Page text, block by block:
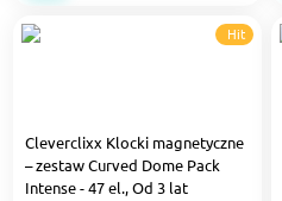
Hit
Cleverclixx Klocki magnetyczne
– zestaw Curved Dome Pack
Intense - 47 el., Od 3 lat